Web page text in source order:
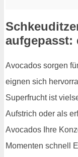
aufgepasst:
Avocados sorgen
eignen sich
Superfrucht ist
Aufstrich oder als
Avocados Ihre
Momenten schnell